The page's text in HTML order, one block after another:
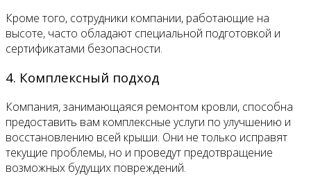
Кроме того, сотрудники компании, работающие на
высоте, часто обладают специальной подготовкой и
сертификатами безопасности.
4. Комплексный подход
Компания, занимающаяся ремонтом кровли, способна
предоставить вам комплексные услуги по улучшению и
восстановлению всей крыши. Они не только исправят
текущие проблемы, но и проведут предотвращение
возможных будущих повреждений.